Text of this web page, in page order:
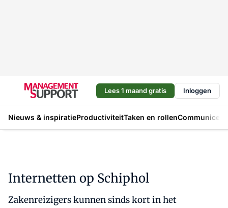
Lees 1 maand gratis Inloggen
Nieuws & inspiratieProductiviteitTaken en rollen
Internetten op Schiphol
Zakenreizigers kunnen sinds kort in het